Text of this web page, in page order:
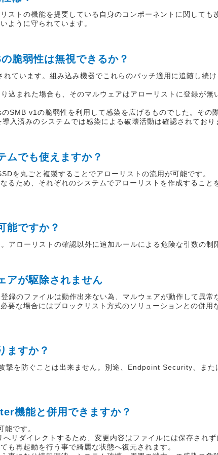
ストの機能を提要している自身のコンポーネントに関しても
ように守られています。
脆弱性は無視できるか？
ています。組み込み機器でこれらのパッチ適用に追随し続
込まれた場合も、そのマルウェアはアローリストに登録が無
SMB v1の脆弱性を利用して感染を広げるものでした。その
入済みのシステムでは感染による破壊活動は確認されており
でも使えますか？
を丸ごと複製することでアローリストの流用が可能です。
るため、それぞれのシステムでアローリストを作成すること
ですか？
アローリストの確認以外に追加ルールによる危険な引数の制
が駆除されません
録のファイルは動作出来ない為、マルウェアが動作して異常
要な場合にはブロックリスト方式のソリューションとの併用
すか？
撃を防ぐことは出来ません。別途、Endpoint Security、ま
能と併用できますか？
です。
リダイレクトするため、変更内容はファイルには保存され
も再起動を行う事で綺麗な状態へ復元されます。